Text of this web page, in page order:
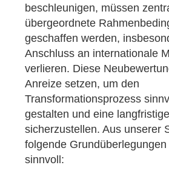
beschleunigen, müssen
übergeordnete
geschaffen werden,
Anschluss an internationale
verlieren. Diese
Anreize setzen, um den
Transformationsprozess
gestalten und eine
sicherzustellen. Aus unserer
folgende
sinnvoll: